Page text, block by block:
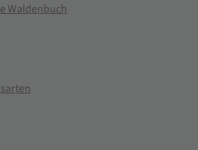
Waldenbuch